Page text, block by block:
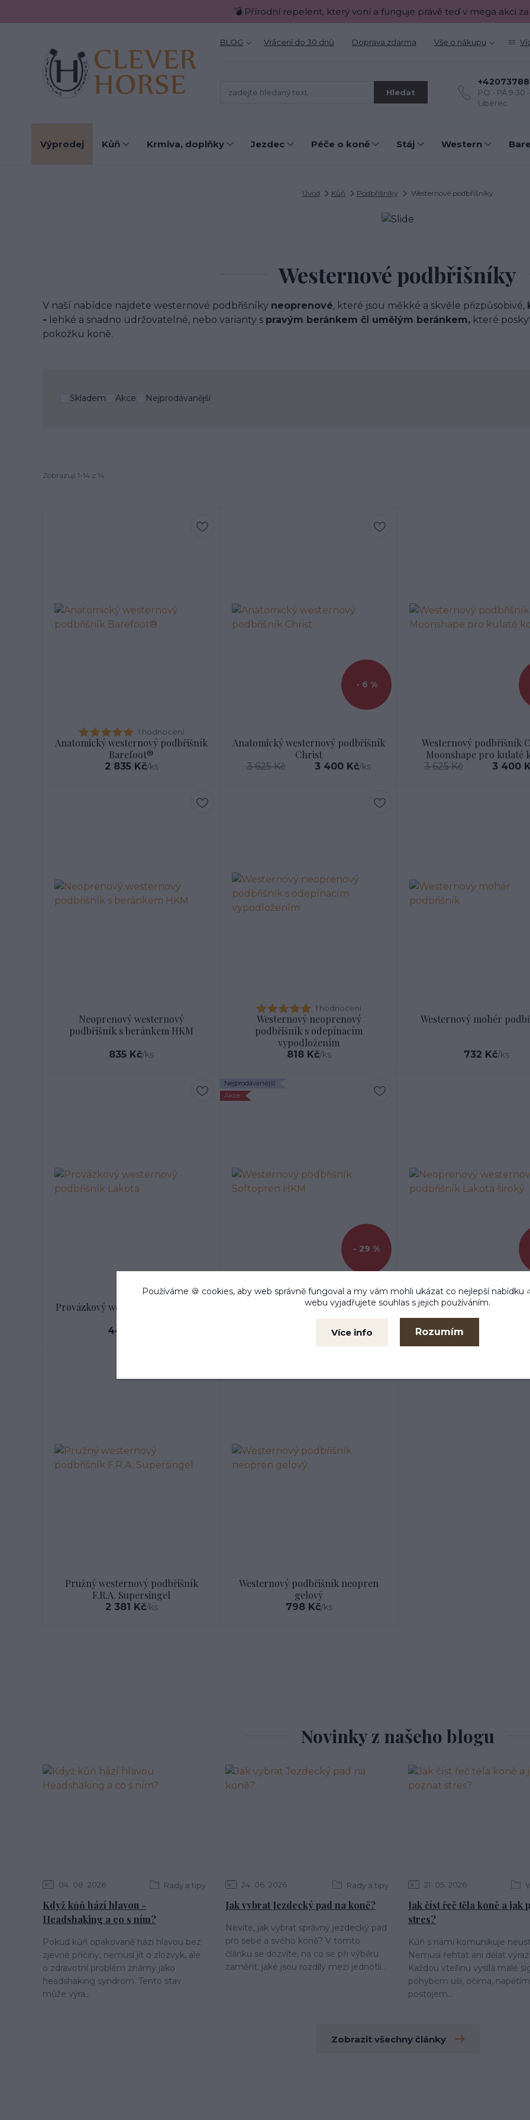
💣 Přírodní repelent, který voní a funguje právě teď v mega akci za
BLOG Vrácení do 30 dnů Doprava zdarma Vše o nákupu
Hledat
PO - PÁ 9.30
Liberec
Výprodej Kůň Krmiva, doplňky Jezdec Péče o koně Stáj Western
Úvod Kůň Podbřišníky Westernové podbřišníky
Westernové podbřišníky
V naší nabídce najdete westernové podbřišníky neoprenové, které jsou měkké a skvěle přizpůsobivé,
- lehké a snadno udržovatelné, nebo varianty s pravým beránkem či umělým beránkem, které
pokožku koně.
Skladem Akce Nejprodávanější
Zobrazuji 1-14 z 14
1 hodnocení
Anatomický westernový podbřišník
Barefoot®
2 835 Kč/ks
- 6 %
Anatomický westernový podbřišník
Christ
3 625 Kč 3 400 Kč/ks
Westernový podbřišník
Moonshape pro kulaté
3 625 Kč 3 400
Neoprenový westernový
podbřišník s beránkem HKM
835 Kč/ks
1 hodnocení
Westernový neoprenový
podbřišník s odepínacím
vypodložením
818 Kč/ks
Westernový mohér
732 Kč/ks
Provázkový westernový podbřišník
440 Kč
Nejprodávanější
Akce
- 29 %
Westernový podbřišník Softopren
HKM
640 Kč/ks
1
Neoprenový
podbřišník Lakota
977 Kč
Pružný westernový podbřišník
F.R.A. Supersingel
2 381 Kč/ks
Westernový podbřišník neopren
gelový
798 Kč/ks
Novinky z našeho blogu
04 08 2026 Rady a tipy
Když kůň hází hlavou -
Headshaking a co s ním?
Pokud kůň opakovaně hází hlavou bez
zjevné příčiny, nemusí jít o zlozvyk, ale
o zdravotní problém známý jako
headshaking syndrom. Tento stav
může výra...
24 06 2026 Rady a tipy
Jak vybrat Jezdecký pad na koně?
Nevíte, jak vybrat správný jezdecký pad
pro sebe a svého koně? V tomto
článku se dozvíte, na co se při výběru
zaměřit, jaké jsou rozdíly mezi jednotli...
21 05 2026
Jak číst řeč těla koně a jak
stres?
Kůň s námi komunikuje
Nemusí řehtat ani dělat
Každou vteřinu vysílá malé
pohybem uší, očima,
postojem...
Zobrazit všechny články
Používáme 🍪 cookies, aby web správně fungoval a my vám mohli ukázat co nejlepší nabídku
webu vyjadřujete souhlas s jejich používáním.
Více info Rozumím